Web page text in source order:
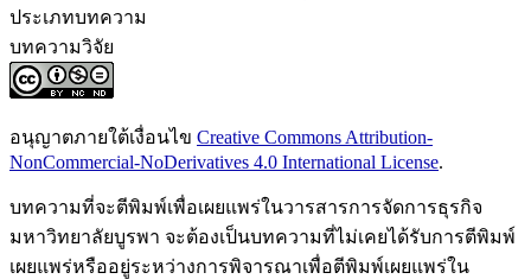
ประเภทบทความ
บทความวิจัย
อนุญาตภายใต้เงื่อนไข Creative Commons Attribution-
NonCommercial-NoDerivatives 4.0 International License.
บทความที่จะตีพิมพ์เพื่อเผยแพร่ในวารสารการจัดการธุรกิจ
มหาวิทยาลัยบูรพา จะต้องเป็นบทความที่ไม่เคยได้รับการตีพิมพ์
เผยแพร่หรืออยู่ระหว่างการพิจารณาเพื่อตีพิมพ์เผยแพร่ใน